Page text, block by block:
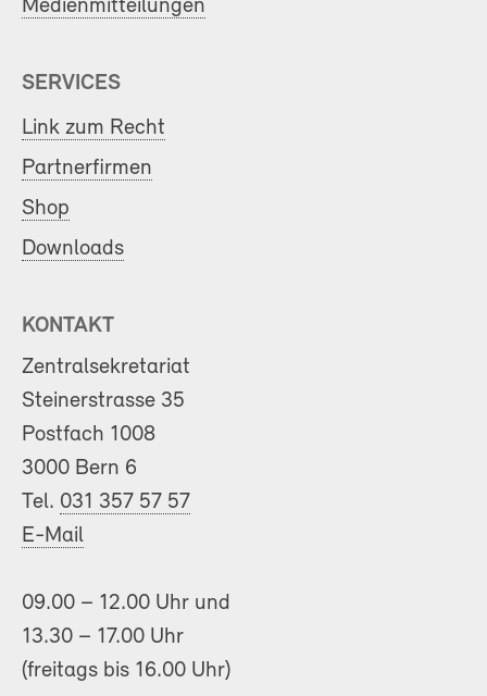
Medienmitteilungen
SERVICES
Link zum Recht
Partnerfirmen
Shop
Downloads
KONTAKT
Zentralsekretariat
Steinerstrasse 35
Postfach 1008
3000 Bern 6
Tel. 031 357 57 57
E-Mail
09.00 – 12.00 Uhr und
13.30 – 17.00 Uhr
(freitags bis 16.00 Uhr)